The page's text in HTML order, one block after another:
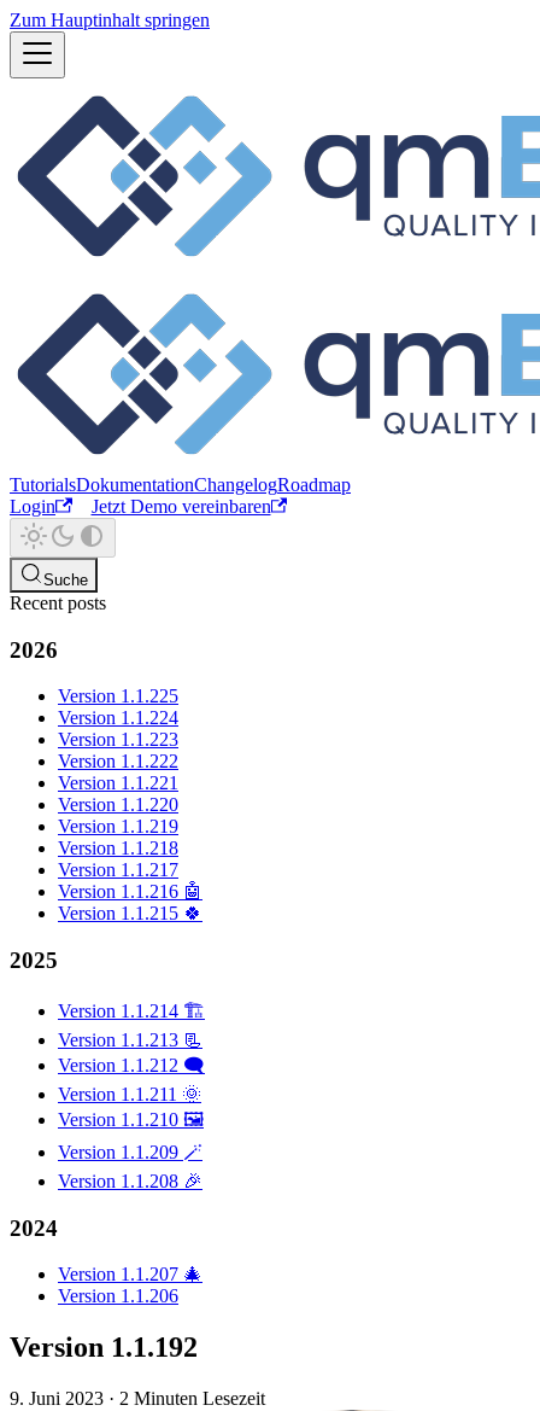
Zum Hauptinhalt springen
TutorialsDokumentationChangelogRoadmap
Login
Jetzt Demo vereinbaren
Suche
Recent posts
2026
Version 1.1.225
Version 1.1.224
Version 1.1.223
Version 1.1.222
Version 1.1.221
Version 1.1.220
Version 1.1.219
Version 1.1.218
Version 1.1.217
Version 1.1.216 🤖
Version 1.1.215 🍀
2025
Version 1.1.214 🏗️
Version 1.1.213 📃
Version 1.1.212 🗨️
Version 1.1.211 🌞
Version 1.1.210 🖼️
Version 1.1.209 🪄
Version 1.1.208 🎉
2024
Version 1.1.207 🎄
Version 1.1.206
Version 1.1.192
9. Juni 2023 · 2 Minuten Lesezeit